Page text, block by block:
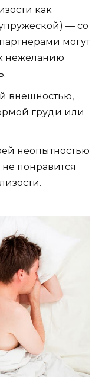
как
— со
могут
нежеланию
внешностью,
груди или
неопытностью
понравится